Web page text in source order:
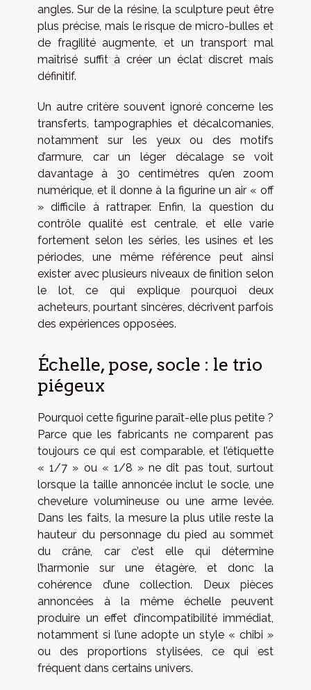
angles. Sur de la résine, la sculpture peut être
plus précise, mais le risque de micro-bulles et
de fragilité augmente, et un transport mal
maîtrisé suffit à créer un éclat discret mais
définitif.
Un autre critère souvent ignoré concerne les
transferts, tampographies et décalcomanies,
notamment sur les yeux ou des motifs
d’armure, car un léger décalage se voit
davantage à 30 centimètres qu’en zoom
numérique, et il donne à la figurine un air « off
» difficile à rattraper. Enfin, la question du
contrôle qualité est centrale, et elle varie
fortement selon les séries, les usines et les
périodes, une même référence peut ainsi
exister avec plusieurs niveaux de finition selon
le lot, ce qui explique pourquoi deux
acheteurs, pourtant sincères, décrivent parfois
des expériences opposées.
Échelle, pose, socle : le trio
piégeux
Pourquoi cette figurine paraît-elle plus petite ?
Parce que les fabricants ne comparent pas
toujours ce qui est comparable, et l’étiquette
« 1/7 » ou « 1/8 » ne dit pas tout, surtout
lorsque la taille annoncée inclut le socle, une
chevelure volumineuse ou une arme levée.
Dans les faits, la mesure la plus utile reste la
hauteur du personnage du pied au sommet
du crâne, car c’est elle qui détermine
l’harmonie sur une étagère, et donc la
cohérence d’une collection. Deux pièces
annoncées à la même échelle peuvent
produire un effet d’incompatibilité immédiat,
notamment si l’une adopte un style « chibi »
ou des proportions stylisées, ce qui est
fréquent dans certains univers.